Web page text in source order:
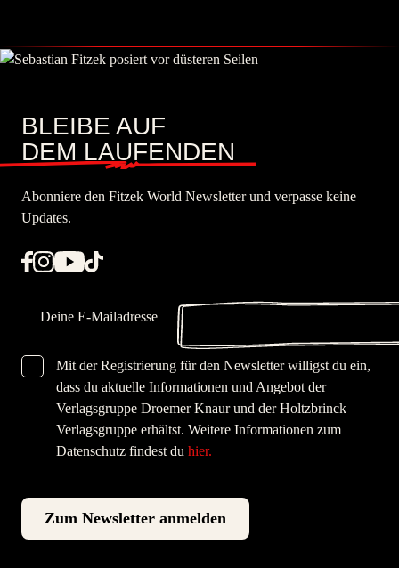
BLEIBE AUF
DEM LAUFENDEN
Abonniere den Fitzek World Newsletter und verpasse keine
Updates.
E-Mail
DSGVO-Checkbox
Mit der Registrierung für den Newsletter willigst du ein,
dass du aktuelle Informationen und Angebot der
Verlagsgruppe Droemer Knaur und der Holtzbrinck
Verlagsgruppe erhältst. Weitere Informationen zum
Datenschutz findest duhier.